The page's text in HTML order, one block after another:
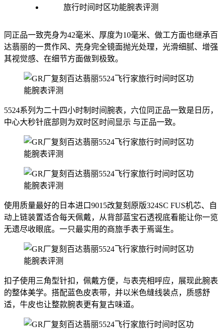
同正品一致壳身为42毫米、厚度为10毫米、做工方面也继承百
达翡丽的一贯作风、壳身完全镜面抛光处理，光滑细腻、增强
其视觉感、在细节方面做到极致。
5524系列为二十四小时制时间腕表，六位同正品一致是日历，
中心大秒针底部则为双时区时间显示 与正品一致。
使用质量最好的日本进口9015改复刻原版324SC FUS机芯、自
动上链装置适合每天佩戴，从背部蓝宝石透视底看能让你一览
无遗尽收眼底。一只最实用的商旅手表于焉诞生。
扣子使用三角型针扣，佩戴方便，与表壳相呼应，展现此腕表
的整体美学。搭配蓝色皮表带，并以米色缝线装点，质感舒
适，牛皮也让整款腕表更有复古味道。